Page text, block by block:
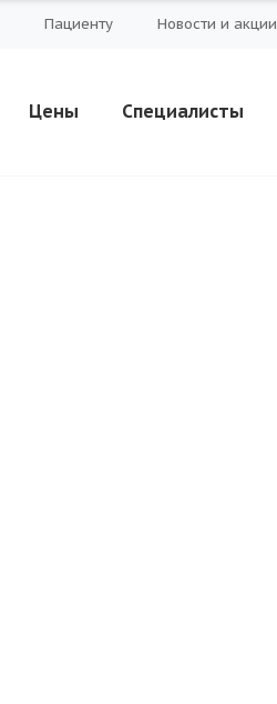
Пациенту Новости и акции
Цены Специалисты